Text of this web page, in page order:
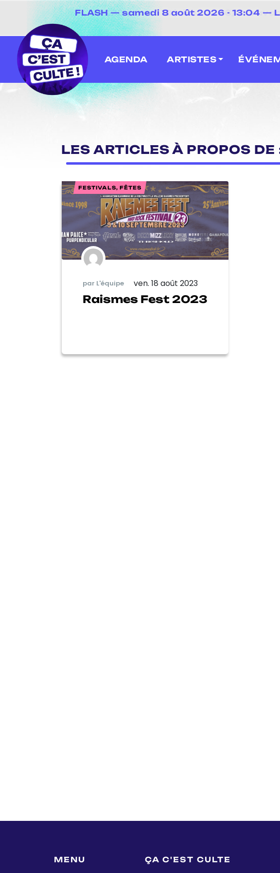
FLASH — samedi 8 août 2026 - 13:04 —
[20 juin au 13 juillet 2026]
AGENDA ARTISTES
LES ARTICLES À PROPOS
FESTIVALS, FÊTES
par L'équipe ven. 18 août 2023
Raismes Fest 2023
MENU ÇA C'EST CULTE